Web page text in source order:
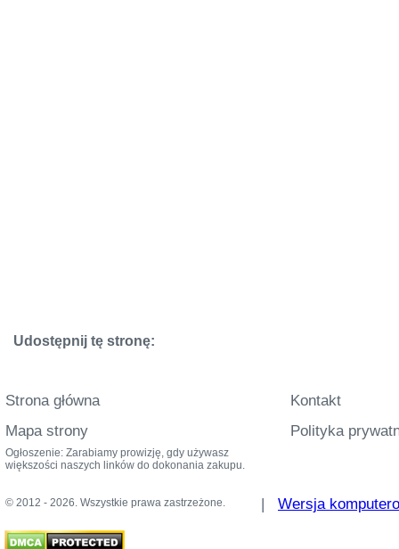
Udostępnij tę stronę:
Strona główna
Mapa strony
Kontakt
Polityka
Ogłoszenie: Zarabiamy prowizję, gdy używasz
większości naszych linków do dokonania zakupu.
© 2012 - 2026. Wszystkie prawa zastrzeżone. | Wersja